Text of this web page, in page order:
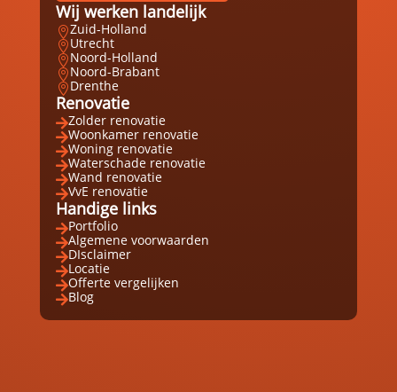
Wij werken landelijk
Zuid-Holland
Utrecht
Noord-Holland
Noord-Brabant
Drenthe
Renovatie
Zolder renovatie
Woonkamer renovatie
Woning renovatie
Waterschade renovatie
Wand renovatie
VvE renovatie
Handige links
Portfolio
Algemene voorwaarden
DIsclaimer
Locatie
Offerte vergelijken
Blog